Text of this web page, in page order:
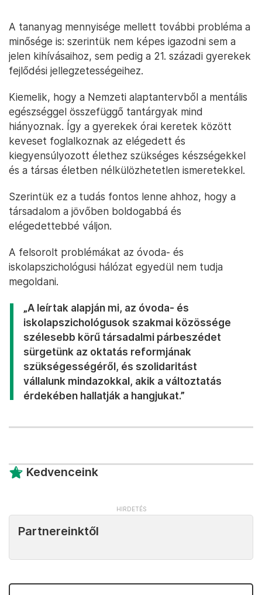
A tananyag mennyisége mellett további probléma a
minősége is: szerintük nem képes igazodni sem a
jelen kihívásaihoz, sem pedig a 21. századi gyerekek
fejlődési jellegzetességeihez.
Kiemelik, hogy a Nemzeti alaptantervből a mentális
egészséggel összefüggő tantárgyak mind
hiányoznak. Így a gyerekek órai keretek között
keveset foglalkoznak az elégedett és
kiegyensúlyozott élethez szükséges készségekkel
és a társas életben nélkülözhetetlen ismeretekkel.
Szerintük ez a tudás fontos lenne ahhoz, hogy a
társadalom a jövőben boldogabbá és
elégedettebbé váljon.
A felsorolt problémákat az óvoda- és
iskolapszichológusi hálózat egyedül nem tudja
megoldani.
„A leírtak alapján mi, az óvoda- és
iskolapszichológusok szakmai közössége
szélesebb körű társadalmi párbeszédet
sürgetünk az oktatás reformjának
szükségességéről, és szolidaritást
vállalunk mindazokkal, akik a változtatás
érdekében hallatják a hangjukat.”
Kedvenceink
Partnereinktől